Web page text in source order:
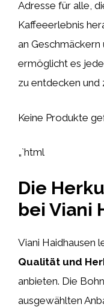
Adresse für alle,
Kaffeeerlebnis
an
ermöglicht es
zu entdecken und
Keine Produkte
„`html
Die
bei Viani
Viani Haidhausen
Qualität und
anbieten. Die
ausgewählten